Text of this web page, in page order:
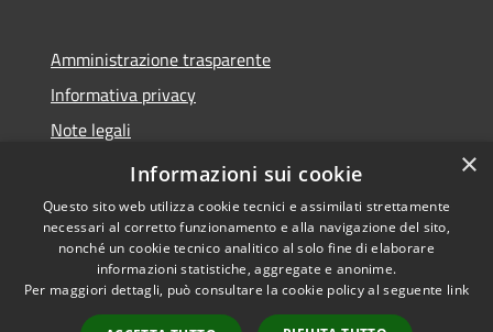
Amministrazione trasparente
Informativa privacy
Note legali
Dichiarazione di accessibilità
Accessibilità
Copyright © 2026 • Città di
Erice • Powered by
×
Informazioni sui cookie
Questo sito web utilizza cookie tecnici e assimilati strettamente
necessari al corretto funzionamento e alla navigazione del sito,
nonché un cookie tecnico analitico al solo fine di elaborare
informazioni statistiche, aggregate e anonime.
Per maggiori dettagli, può consultare la cookie policy al seguente link